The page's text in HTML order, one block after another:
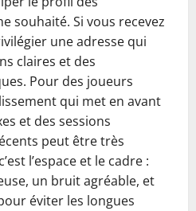
souhaité. Si vous recevez
une adresse qui
claires et des
Pour des joueurs
qui met en avant
et des sessions
peut être très
l’espace et le cadre :
un bruit agréable, et
éviter les longues